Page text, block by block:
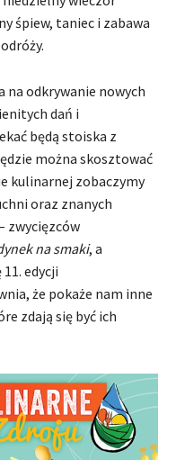
śpiew, taniec i zabawa
na odkrywanie nowych
dań i
będą stoiska z
można skosztować
kulinarnej zobaczymy
oraz znanych
zwycięzców
na smaki, a
edycji
że pokaże nam inne
zdają się być ich